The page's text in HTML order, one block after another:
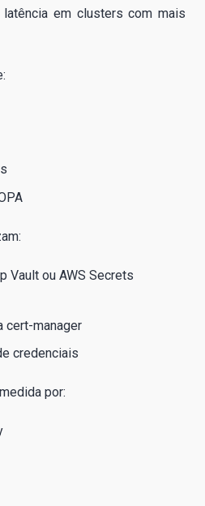
em clusters com mais
Vault ou AWS Secrets
cert-manager
credenciais
por: